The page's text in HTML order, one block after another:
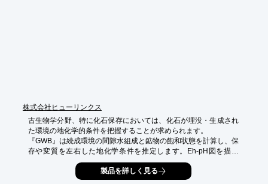
株式会社ヒューリンクス
古生物学分野、特に化石保存においては、化石が埋没・生成され
た環境の地化学的条件を把握することが求められます。
『GWB』は続成環境の間隙水組成と鉱物の飽和状態を計算し、保
存や変質を左右した地化学条件を推定します。Eh-pH図を描け
ば、埋没した当時の酸化還元やpHの状態を分析できます。炭酸塩
やリン酸塩の溶解・析出を反応経路としてたどれるほか、安定同
位体の分別から古水温・古水質の復元にも応用でき、化石生成環
製品を詳しく見る